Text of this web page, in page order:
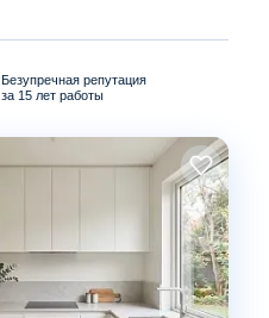
Безупречная репутация
за 15 лет работы